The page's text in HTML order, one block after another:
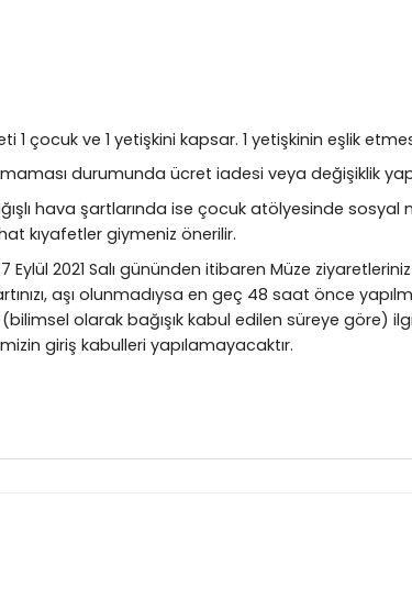
1 çocuk ve 1 yetişkini kapsar. 1 yetişkinin eşlik
durumunda ücret iadesi veya değişiklik
hava şartlarında ise çocuk atölyesinde sosyal
kıyafetler giymeniz önerilir.
Eylül 2021 Salı gününden itibaren Müze
aşı olunmadıysa en geç 48 saat önce
olarak bağışık kabul edilen süreye göre)
giriş kabulleri yapılamayacaktır.